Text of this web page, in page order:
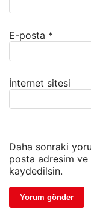
E-posta *
İnternet sitesi
Daha sonraki
posta adresim ve
kaydedilsin.